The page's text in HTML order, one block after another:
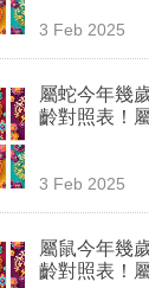
3 Feb 2025
屬蛇今年幾
齡對照表！
3 Feb 2025
屬鼠今年幾
齡對照表！